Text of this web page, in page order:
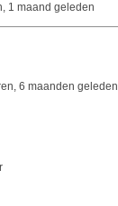
1 maand geleden
6 maanden geleden